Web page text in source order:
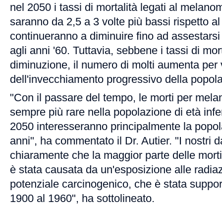
nel 2050 i tassi di mortalità legati al
saranno da 2,5 a 3 volte più bassi rispetto
continueranno a diminuire fino ad
agli anni '60. Tuttavia, sebbene i tassi di
diminuzione, il numero di molti aumenta per
dell'invecchiamento progressivo della
"Con il passare del tempo, le morti per
sempre più rare nella popolazione di età
2050 interesseranno principalmente la
anni", ha commentato il Dr. Autier. "I nostri
chiaramente che la maggior parte delle
è stata causata da un'esposizione alle
potenziale carcinogenico, che è stata
1900 al 1960", ha sottolineato.